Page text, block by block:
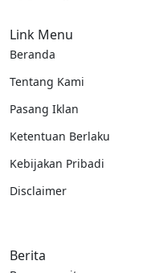
Link Menu
Beranda
Tentang Kami
Pasang Iklan
Ketentuan Berlaku
Kebijakan Pribadi
Disclaimer
Berita